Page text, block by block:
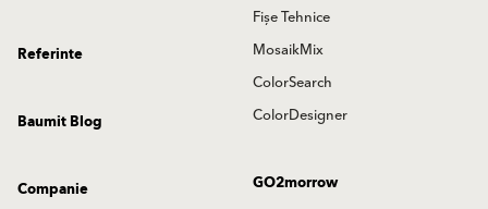
Fișe Tehnice
MosaikMix
ColorSearch
ColorDesigner
Referinte
Baumit Blog
GO2morrow
Companie